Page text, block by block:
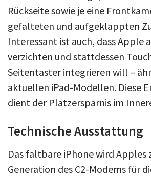
Rückseite sowie je eine
gefalteten und aufgeklappten
Interessant ist auch, dass Apple
verzichten und stattdessen
Seitentaster integrieren will –
aktuellen iPad-Modellen. Diese
dient der Platzersparnis im
Technische Ausstattung
Das faltbare iPhone wird Apples
Generation des C2-Modems für